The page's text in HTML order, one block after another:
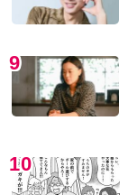
9
10